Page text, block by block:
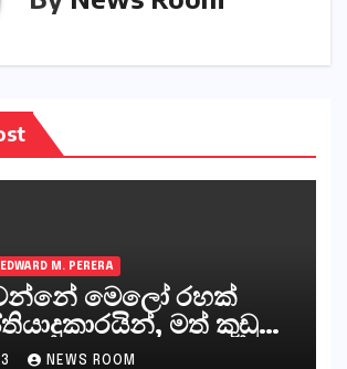
M. PERERA
මෙලෝ රහක්
මත් කුඩු
සහ අලෙවි
NEWS ROOM